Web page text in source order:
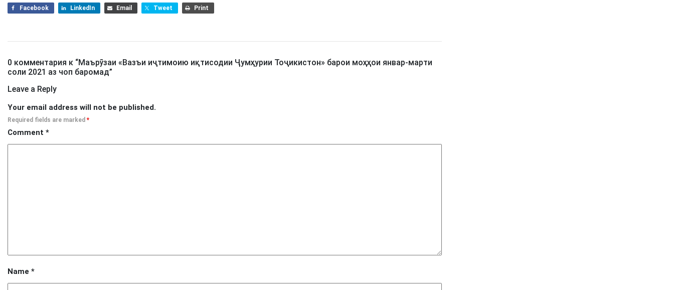
Facebook LinkedIn Email Tweet Print
0 комментария к “Маърӯзаи «Вазъи иҷтимоию иқтисодии Ҷумҳурии Тоҷикистон» барои моҳҳои январ-марти
соли 2021 аз чоп баромад”
Leave a Reply
Your email address will not be published.
Required fields are marked *
Comment *
Name *